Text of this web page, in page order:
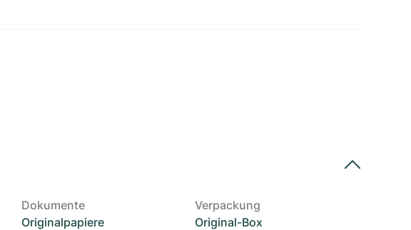
Dokumente
Originalpapiere
Verpackung
Original-Box